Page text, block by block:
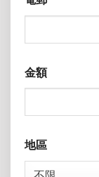
金額
地區